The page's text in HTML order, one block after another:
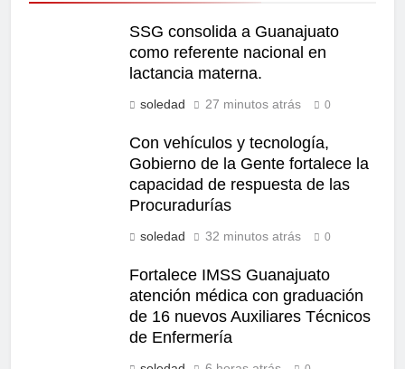
SSG consolida a Guanajuato
como referente nacional en
lactancia materna.
soledad 27 minutos atrás 0
Con vehículos y tecnología,
Gobierno de la Gente fortalece la
capacidad de respuesta de las
Procuradurías
soledad 32 minutos atrás 0
Fortalece IMSS Guanajuato
atención médica con graduación
de 16 nuevos Auxiliares Técnicos
de Enfermería